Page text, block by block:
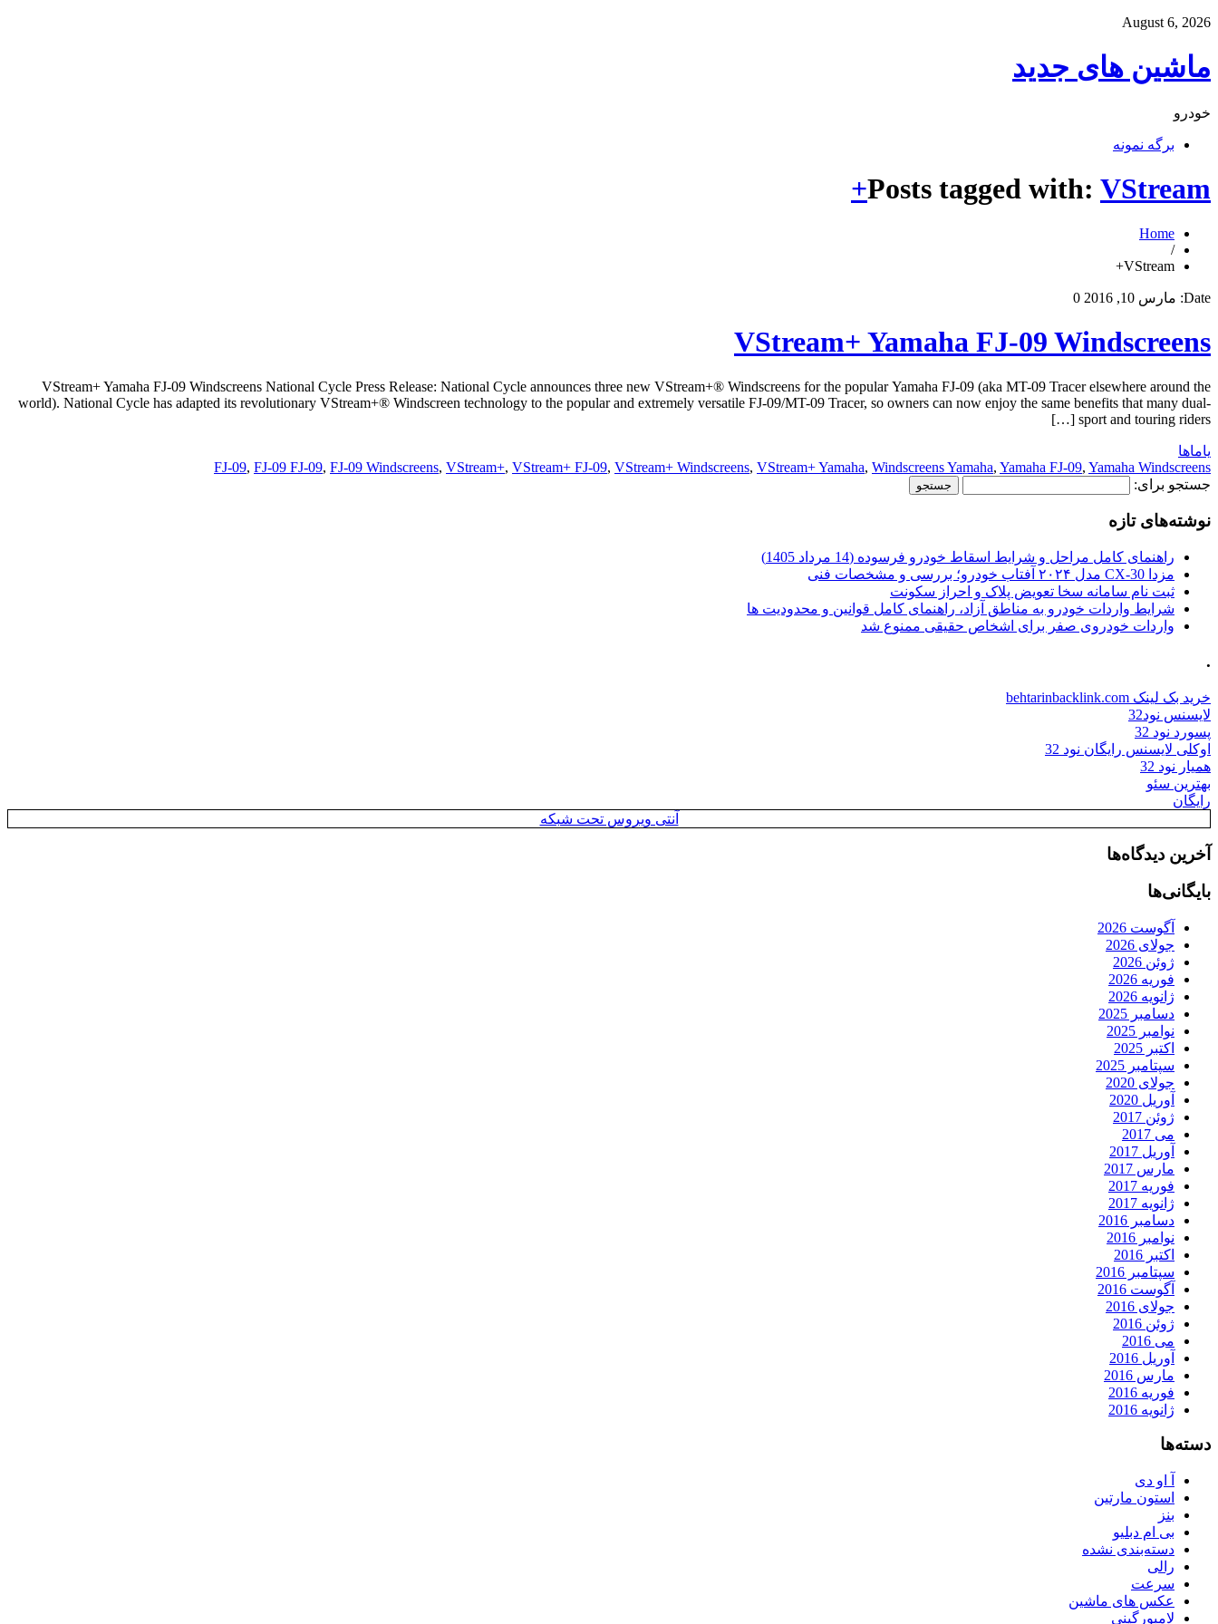
August 6, 2026
ماشین های جدید
خودرو
برگه نمونه
Posts tagged with: VStream+
Home
/
VStream+
Date: مارس 10, 2016 0
VStream+ Yamaha FJ-09 Windscreens
VStream+ Yamaha FJ-09 Windscreens National Cycle Press Release: National Cycle announces three new VStream+® Windscreens for the popular Yamaha FJ-09 (aka MT-09 Tracer elsewhere around the
world). National Cycle has adapted its revolutionary VStream+® Windscreen technology to the popular and extremely versatile FJ-09/MT-09 Tracer, so owners can now enjoy the same benefits that many dual-
sport and touring riders […]
یاماها
FJ-09, FJ-09 FJ-09, FJ-09 Windscreens, VStream+, VStream+ FJ-09, VStream+ Windscreens, VStream+ Yamaha, Windscreens Yamaha, Yamaha FJ-09, Yamaha Windscreens
جستجو برای:
نوشته‌های تازه
راهنمای کامل مراحل و شرایط اسقاط خودرو فرسوده (14 مرداد 1405)
مزدا CX-30 مدل ۲۰۲۴ آفتاب خودرو؛ بررسی و مشخصات فنی
ثبت نام سامانه سخا تعویض پلاک و احراز سکونت
شرایط واردات خودرو به مناطق آزاد، راهنمای کامل قوانین و محدودیت ها
واردات خودروی صفر برای اشخاص حقیقی ممنوع شد
.
خرید بک لینک behtarinbacklink.com
لایسنس نود32
پسورد نود 32
اوکلی لایسنس رایگان نود 32
همیار نود 32
بهترین سئو
رایگان
آنتی ویروس تحت شبکه
آخرین دیدگاه‌ها
بایگانی‌ها
آگوست 2026
جولای 2026
ژوئن 2026
فوریه 2026
ژانویه 2026
دسامبر 2025
نوامبر 2025
اکتبر 2025
سپتامبر 2025
جولای 2020
آوریل 2020
ژوئن 2017
می 2017
آوریل 2017
مارس 2017
فوریه 2017
ژانویه 2017
دسامبر 2016
نوامبر 2016
اکتبر 2016
سپتامبر 2016
آگوست 2016
جولای 2016
ژوئن 2016
می 2016
آوریل 2016
مارس 2016
فوریه 2016
ژانویه 2016
دسته‌ها
آ او دی
استون مارتین
بنز
بی ام دبلیو
دسته‌بندی نشده
رالی
سرعت
عکس های ماشین
لامبورگینی